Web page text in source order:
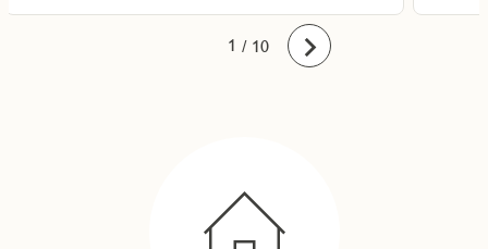
1
2
3
4
5
6
7
8
9
10 / 10 Framåt